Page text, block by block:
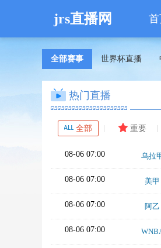
jrs直播网 首
全部赛事 世界杯直播
热门直播
全部 重要
08-06 07:00 乌拉
08-06 07:00 美甲
08-06 07:00 阿乙
08-06 07:00